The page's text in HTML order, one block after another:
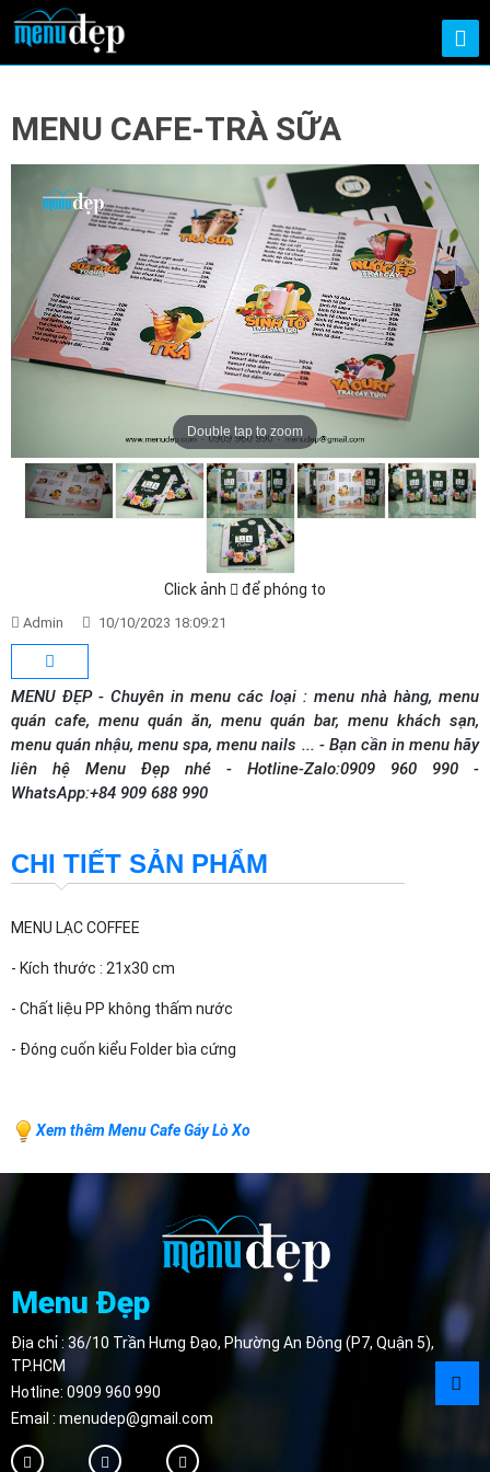
MENU CAFE-TRÀ SỮA
Double tap to zoom
Click ảnh để phóng to
Admin 10/10/2023 18:09:21
MENU ĐẸP - Chuyên in menu các loại : menu nhà hàng, menu
quán cafe, menu quán ăn, menu quán bar, menu khách sạn,
menu quán nhậu, menu spa, menu nails ... - Bạn cần in menu hãy
liên hệ Menu Đẹp nhé - Hotline-Zalo:0909 960 990 -
WhatsApp:+84 909 688 990
CHI TIẾT SẢN PHẨM
MENU LẠC COFFEE
- Kích thước : 21x30 cm
- Chất liệu PP không thấm nước
- Đóng cuốn kiểu Folder bìa cứng
Xem thêm Menu Cafe Gáy Lò Xo
Menu Đẹp
Địa chỉ : 36/10 Trần Hưng Đạo, Phường An Đông (P7, Quận 5),
TP.HCM
Hotline: 0909 960 990
Email : menudep@gmail.com